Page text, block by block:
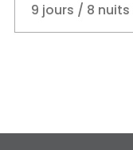
9 jours / 8 nuits